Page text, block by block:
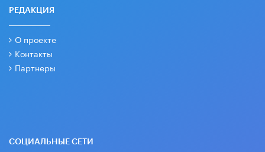
РЕДАКЦИЯ
О проекте
Контакты
Партнеры
СОЦИАЛЬНЫЕ СЕТИ